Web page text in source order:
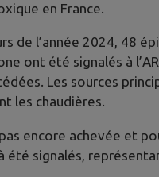
en France.
de l’année 2024, 48
ont été signalés à
Les sources
les chaudières.
pas encore achevée et
été signalés,